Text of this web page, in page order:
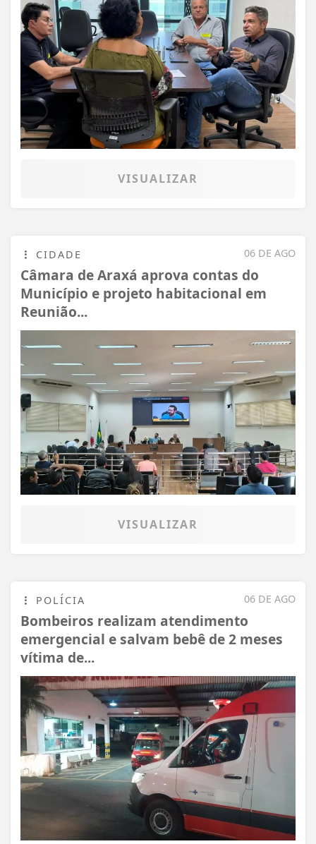
VISUALIZAR
06 DE AGO
CIDADE
Câmara de Araxá aprova contas do
Município e projeto habitacional em
Reunião...
VISUALIZAR
06 DE AGO
POLÍCIA
Bombeiros realizam atendimento
emergencial e salvam bebê de 2 meses
vítima de...